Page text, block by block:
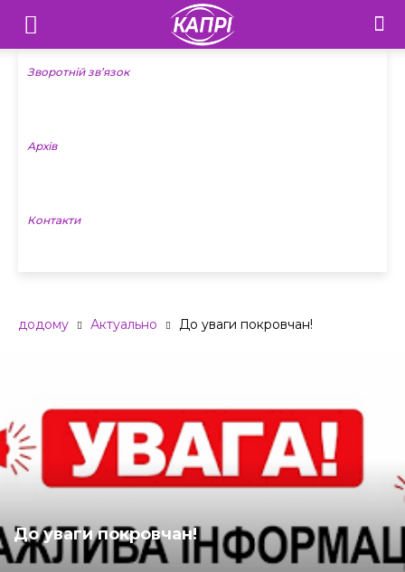
Телебачення
«Капрі»
Новини
Зворотній зв’язок
Архів
Контакти
додому Актуально До уваги покровчан!
До уваги покровчан!